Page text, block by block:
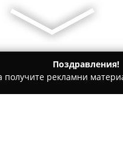
Поздравления!
рекламни